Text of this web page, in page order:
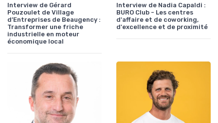
Interview de Gérard
Pouzoulet de Village
d’Entreprises de Beaugency :
Transformer une friche
industrielle en moteur
économique local
Interview de Nadia Capaldi :
BURO Club - Les centres
d'affaire et de coworking,
d'excellence et de proximité